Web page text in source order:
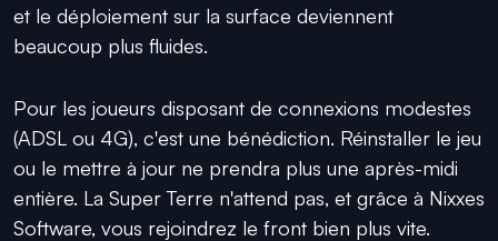
et le déploiement sur la surface deviennent
beaucoup plus fluides.
Pour les joueurs disposant de connexions modestes
(ADSL ou 4G), c'est une bénédiction. Réinstaller le jeu
ou le mettre à jour ne prendra plus une après-midi
entière. La Super Terre n'attend pas, et grâce à Nixxes
Software, vous rejoindrez le front bien plus vite.